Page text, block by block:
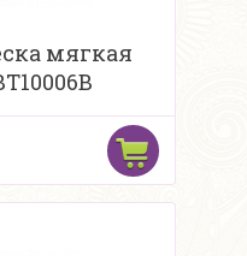
мягкая